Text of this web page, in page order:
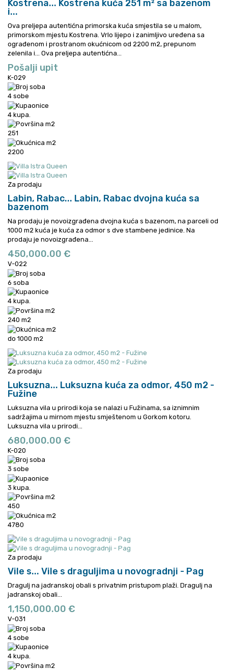
Kostrena... Kostrena kuća 251 m² sa bazenom
i...
Ova preljepa autentićna primorska kuća smjestila se u malom,
primorskom mjestu Kostrena. Vrlo lijepo i zanimljivo uređena sa
ograđenom i prostranom okućnicom od 2200 m2, prepunom
zelenila i...
Ova preljepa autentićna...
Pošalji upit
K-029
4 sobe
4 kupa.
251
2200
Za prodaju
Labin, Rabac... Labin, Rabac dvojna kuća sa
bazenom
Na prodaju je novoizgrađena dvojna kuća s bazenom, na parceli od
1000 m2 kuća je kuća za odmor s dve stambene jedinice. Na
prodaju je novoizgrađena...
450,000.00 €
V-022
6 soba
4 kupa.
240 m2
do 1000 m2
Za prodaju
Luksuzna... Luksuzna kuća za odmor, 450 m2 -
Fužine
Luksuzna vila u prirodi koja se nalazi u Fužinama, sa iznimnim
sadržajima u mirnom mjestu smještenom u Gorkom kotoru.
Luksuzna vila u prirodi...
680,000.00 €
K-020
3 sobe
3 kupa.
450
4780
Za prodaju
Vile s... Vile s draguljima u novogradnji - Pag
Dragulj na jadranskoj obali s privatnim pristupom plaži. Dragulj na
jadranskoj obali...
1,150,000.00 €
V-031
4 sobe
4 kupa.